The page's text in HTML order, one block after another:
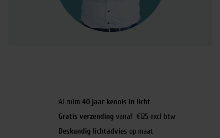
Al ruim 40 jaar kennis in licht
Gratis verzending vanaf €125 excl btw
Deskundig lichtadvies op maat